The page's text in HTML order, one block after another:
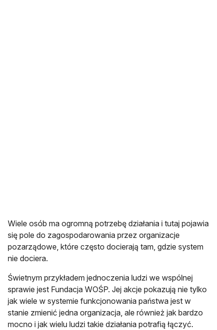
Wiele osób ma ogromną potrzebę działania i tutaj pojawia
się pole do zagospodarowania przez organizacje
pozarządowe, które często docierają tam, gdzie system
nie dociera.
Świetnym przykładem jednoczenia ludzi we wspólnej
sprawie jest Fundacja WOŚP. Jej akcje pokazują nie tylko
jak wiele w systemie funkcjonowania państwa jest w
stanie zmienić jedna organizacja, ale również jak bardzo
mocno i jak wielu ludzi takie działania potrafią łączyć.